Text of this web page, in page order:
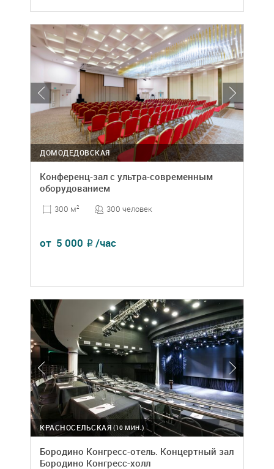
ДОМОДЕДОВСКАЯ
Конференц-зал с ультра-современным
оборудованием
300 м2 300 человек
от 5 000 ₽ /час
(10 МИН.)
КРАСНОСЕЛЬСКАЯ
Бородино Конгресс-отель. Концертный зал
Бородино Конгресс-холл